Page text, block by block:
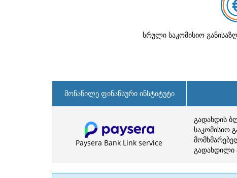
სრული საკომისიო
მონაწილე ფინანსური ინსტიტუტი
Paysera Bank Link service
გადახდის
საკომისიო
გადახდილი